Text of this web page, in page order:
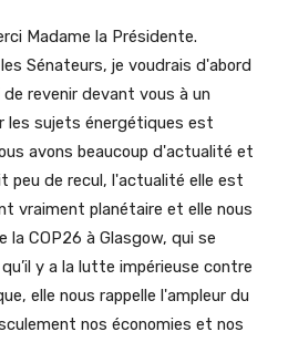
Madame la Présidente.
Sénateurs, je voudrais d'abord
revenir devant vous à un
les sujets énergétiques est
avons beaucoup d'actualité et
peu de recul, l'actualité elle est
vraiment planétaire et elle nous
la COP26 à Glasgow, qui se
y a la lutte impérieuse contre
elle nous rappelle l'ampleur du
nos économies et nos